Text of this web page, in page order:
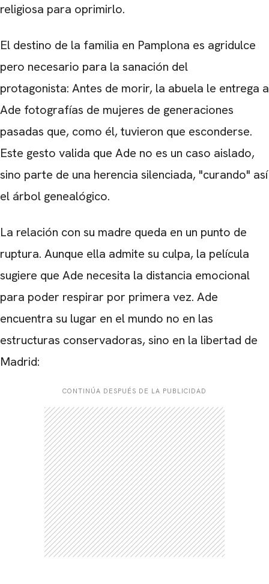
religiosa para oprimirlo.
El destino de la familia en Pamplona es agridulce
pero necesario para la sanación del
protagonista: Antes de morir, la abuela le entrega a
Ade fotografías de mujeres de generaciones
pasadas que, como él, tuvieron que esconderse.
Este gesto valida que Ade no es un caso aislado,
sino parte de una herencia silenciada, "curando" así
el árbol genealógico.
La relación con su madre queda en un punto de
ruptura. Aunque ella admite su culpa, la película
sugiere que Ade necesita la distancia emocional
para poder respirar por primera vez. Ade
encuentra su lugar en el mundo no en las
estructuras conservadoras, sino en la libertad de
Madrid:
CONTINÚA DESPUÉS DE LA PUBLICIDAD